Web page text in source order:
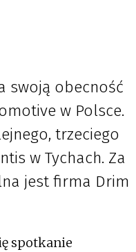
swoją obecność
w Polsce.
trzeciego
w Tychach. Za
jest firma Drim
spotkanie